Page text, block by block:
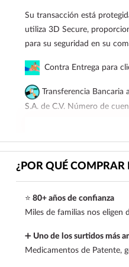
Su transacción está
utiliza 3D Secure,
para su seguridad en su
Contra Entrega para
Transferencia Bancaria
S.A. de C.V. Número de
Para esta forma de pago el
siguiente correo
921 261 8491
¿POR QUÉ COMPRAR
⭐ 80+ años de confianza
Miles de familias nos eligen
➕ Uno de los surtidos más
Medicamentos de Patente,